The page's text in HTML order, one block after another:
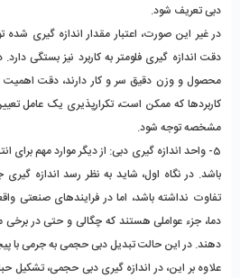
دبی تعریف شود.
در غیر این صورت، اعتبار مقدار اندازه گیری
دقت اندازه گیری فلومتر به کاربرد نیز بستگی
محصول و وزن دقیق سر و کار دارند، دقت اهمیت
کاربردها که ممکن است، تکرارپذیری یک عامل
مشخصه توجه شود.
5- واحد اندازه گیری دبی: از دیگر موارد مهم برای
باشد. در نگاه اول، شاید به نظر رسد اندازه
تفاوت نداشته باشد، اما در فرایندهای صنعتی
دما، جزء عواملی هستند که چگالی و حتی در برخی
دهند. در این حالت تبدیل دبی حجمی به جرمی با
علاوه بر این، در اندازه گیری دبی حجمی، تشکیل